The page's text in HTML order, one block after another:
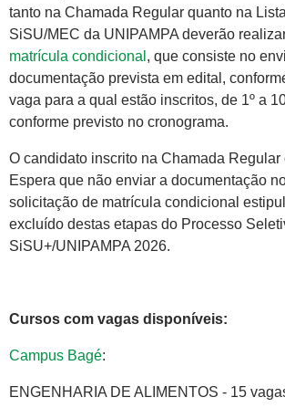
tanto na Chamada Regular quanto na
SiSU/MEC da UNIPAMPA deverão
matrícula condicional , que consiste no
documentação prevista em edital,
vaga para a qual estão inscritos, de 1º a
conforme previsto no cronograma.
O candidato inscrito na Chamada Regular
Espera que não enviar a documentação
solicitação de matrícula condicional
excluído destas etapas do Processo
SiSU+/UNIPAMPA 2026.
Cursos com vagas disponíveis:
Campus Bagé:
ENGENHARIA DE ALIMENTOS - 15